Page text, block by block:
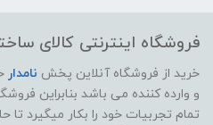
فروشگاه اینترنتی کالای
خرید از فروشگاه آنلاین پخش نامدار
و وارده کننده می باشد بنابراین
تمام تجربیات خود را بکار میگیرد